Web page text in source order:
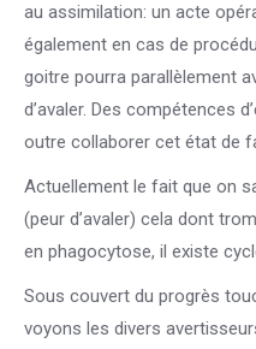
au assimilation: un acte
également en cas de
goitre pourra parallèlement
d’avaler. Des compétences
outre collaborer cet état de
Actuellement le fait que on
(peur d’avaler) cela dont
en phagocytose, il existe
Sous couvert du progrès
voyons les divers